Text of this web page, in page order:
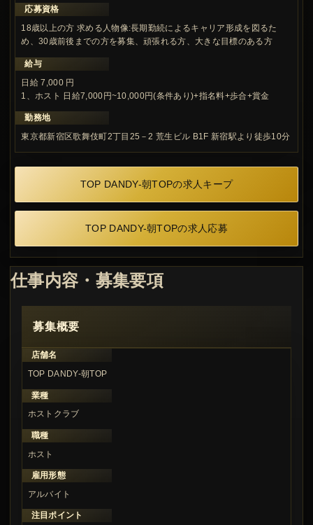
応募資格
18歳以上の方 求める人物像:長期勤続によるキャリア形成を図るた
め、30歳前後までの方を募集、頑張れる方、大きな目標のある方
給与
日給 7,000 円
1、ホスト 日給7,000円~10,000円(条件あり)+指名料+歩合+賞金
勤務地
東京都新宿区歌舞伎町2丁目25－2 荒生ビル B1F 新宿駅より徒歩10分
TOP DANDY-朝TOPの求人キープ
TOP DANDY-朝TOPの求人応募
仕事内容・募集要項
募集概要
店舗名
TOP DANDY-朝TOP
業種
ホストクラブ
職種
ホスト
雇用形態
アルバイト
注目ポイント